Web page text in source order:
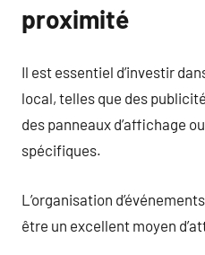
proximité
Il est essentiel d’investir
local, telles que des
des panneaux d’affichage
spécifiques.
L’organisation
être un excellent moyen